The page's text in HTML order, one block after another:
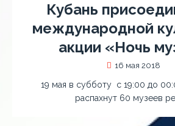
Кубань
международной
акции «Ночь
16 мая 2018
19 мая в субботу с 19:00 до
распахнут 60 музеев